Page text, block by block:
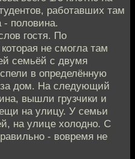
работавших там
- половина.
гостя. По
не смогла там
семьёй с двумя
в определённую
за дом. На следующий
вышли грузчики и
на улицу. У семьи
на улице холодно. С
- вовремя не